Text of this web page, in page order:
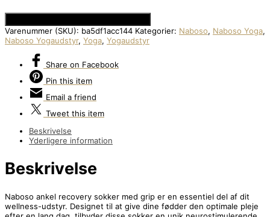
Varenummer (SKU): ba5df1acc144 Kategorier: Naboso, Naboso Yoga,
Naboso Yogaudstyr, Yoga, Yogaudstyr
Share on Facebook
Pin this item
Email a friend
Tweet this item
Beskrivelse
Yderligere information
Beskrivelse
Naboso ankel recovery sokker med grip er en essentiel del af dit
wellness-udstyr. Designet til at give dine fødder den optimale pleje